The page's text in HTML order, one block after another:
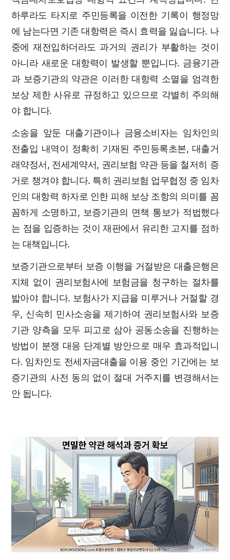
하루라도 타지로 주민등록을 이전한 기록이 행정망
에 남는다면 기존 대항력은 즉시 효력을 잃습니다. 나
중에 재전입하더라도 과거의 권리가 부활하는 것이
아니라 새로운 대항력이 발생할 뿐입니다. 금융기관
과 보증기관의 약관은 이러한 대항력 소멸을 엄격한
보상 제한 사유로 규정하고 있으므로 각별히 주의해
야 합니다.
소송을 앞둔 대출기관이나 금융소비자는 임차인의
전출입 내역이 정확히 기재된 주민등록초본, 대출거
래약정서, 전세계약서, 권리보험 약관 등을 철저히 증
거로 챙겨야 합니다. 특히 권리보험 업무협정 중 임차
인의 대항력 하자로 인한 피해 보상 조항의 의미를 꼼
꼼하게 소명하고, 보증기관의 면책 통보가 적법했다
는 점을 입증하는 것이 재판에서 유리한 고지를 점하
는 대책입니다.
보증기관으로부터 보증 이행을 거절받은 대출은행은
지체 없이 권리보험사에 보험금을 청구하는 절차를
밟아야 합니다. 보험사가 지급을 미루거나 거절할 경
우, 신속히 민사소송을 제기하여 권리보험사와 보증
기관 양측을 모두 피고로 삼아 공동소송을 진행하는
방법이 분쟁 대응 단계별 방안으로 매우 효과적입니
다. 임차인도 전세자금대출을 이용 중인 기간에는 보
증기관의 사전 동의 없이 절대 거주지를 변경해서는
안 됩니다.